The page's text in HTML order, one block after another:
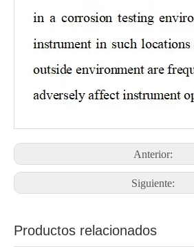
Anterior:
Siguiente:
Productos relacionados